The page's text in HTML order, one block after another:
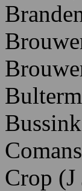
Bussink
Comans
Crop (J